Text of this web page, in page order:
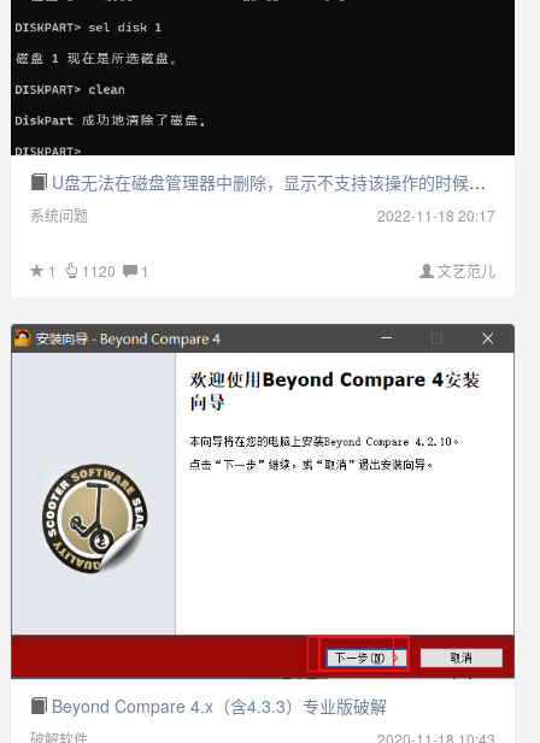
U盘无法在磁盘管理器中删除，显示不支持该操作的时候可以用以下的办法，使用分区工具也无法删除分区
系统问题 2022-11-18 20:17
文艺范儿
1 1120 1
Beyond Compare 4.x（含4.3.3）专业版破解